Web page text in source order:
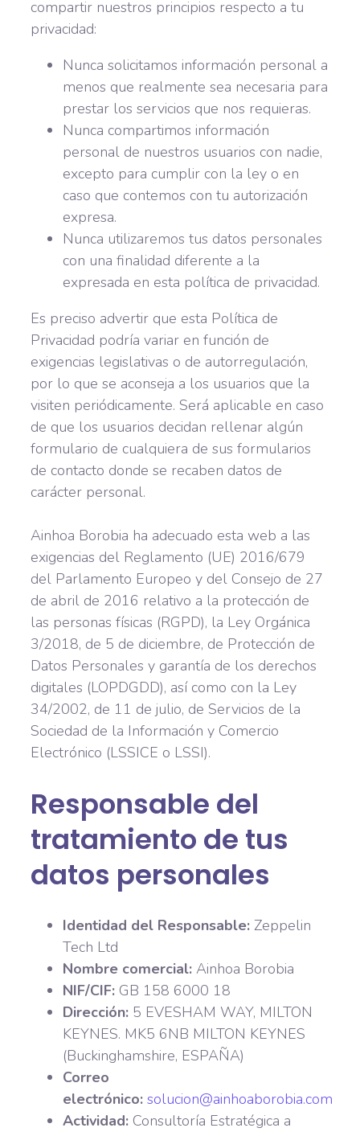
compartir nuestros principios respecto a tu
privacidad:
Nunca solicitamos información personal a
menos que realmente sea necesaria para
prestar los servicios que nos requieras.
Nunca compartimos información
personal de nuestros usuarios con nadie,
excepto para cumplir con la ley o en
caso que contemos con tu autorización
expresa.
Nunca utilizaremos tus datos personales
con una finalidad diferente a la
expresada en esta política de privacidad.
Es preciso advertir que esta Política de
Privacidad podría variar en función de
exigencias legislativas o de autorregulación,
por lo que se aconseja a los usuarios que la
visiten periódicamente. Será aplicable en caso
de que los usuarios decidan rellenar algún
formulario de cualquiera de sus formularios
de contacto donde se recaben datos de
carácter personal.
Ainhoa Borobia ha adecuado esta web a las
exigencias del Reglamento (UE) 2016/679
del Parlamento Europeo y del Consejo de 27
de abril de 2016 relativo a la protección de
las personas físicas (RGPD), la Ley Orgánica
3/2018, de 5 de diciembre, de Protección de
Datos Personales y garantía de los derechos
digitales (LOPDGDD), así como con la Ley
34/2002, de 11 de julio, de Servicios de la
Sociedad de la Información y Comercio
Electrónico (LSSICE o LSSI).
Responsable del
tratamiento de tus
datos personales
Identidad del Responsable: Zeppelin
Tech Ltd
Nombre comercial: Ainhoa Borobia
NIF/CIF: GB 158 6000 18
Dirección: 5 EVESHAM WAY, MILTON
KEYNES. MK5 6NB MILTON KEYNES
(Buckinghamshire, ESPAÑA)
Correo
electrónico: solucion@ainhoaborobia.com
Actividad: Consultoría Estratégica a